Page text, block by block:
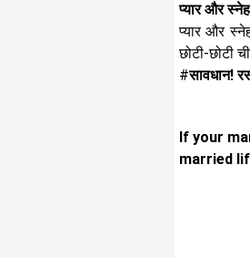
प्यार और
प्यार और
छोटी-छोटी
#सावधान!
If your
married